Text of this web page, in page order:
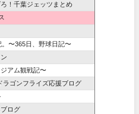
！千葉ジェッツまとめ
〜365日、野球日記〜
アム観戦記〜
ラゴンフライズ応援ブログ
ログ